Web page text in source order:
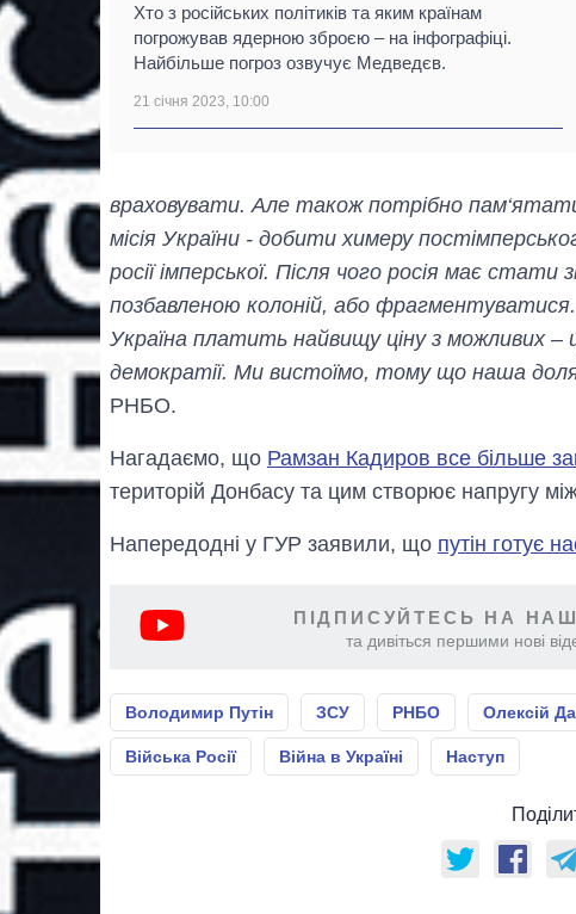
Хто з російських політиків та яким країнам
погрожував ядерною зброєю – на інфографіці.
Найбільше погроз озвучує Медведєв.
21 січня 2023, 10:00
враховувати. Але також потрібно
місія України - добити химеру
росії імперської. Після чого росія має
позбавленою колоній, або
Україна платить найвищу ціну з можливих –
демократії. Ми вистоїмо, тому що наша
РНБО.
Нагадаємо, що Рамзан Кадиров все більше
територій Донбасу та цим створює напругу
Напередодні у ГУР заявили, що путін готує
ПІДПИСУЙТЕСЬ НА НАШ
та дивіться першими нові
Володимир Путін ЗСУ РНБО Олексій
Війська Росії Війна в Україні Наступ